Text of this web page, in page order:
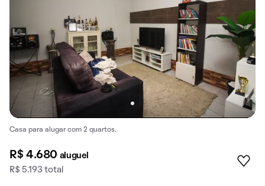
Casa para alugar com 2 quartos.
R$ 4.680 aluguel
R$ 5.193 total